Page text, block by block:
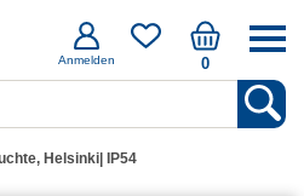
Anmelden 0
Helsinki| IP54